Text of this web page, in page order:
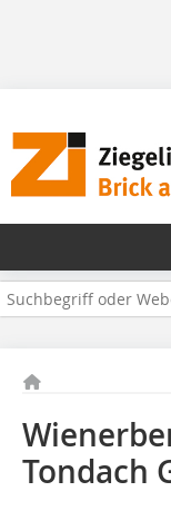
Tondach